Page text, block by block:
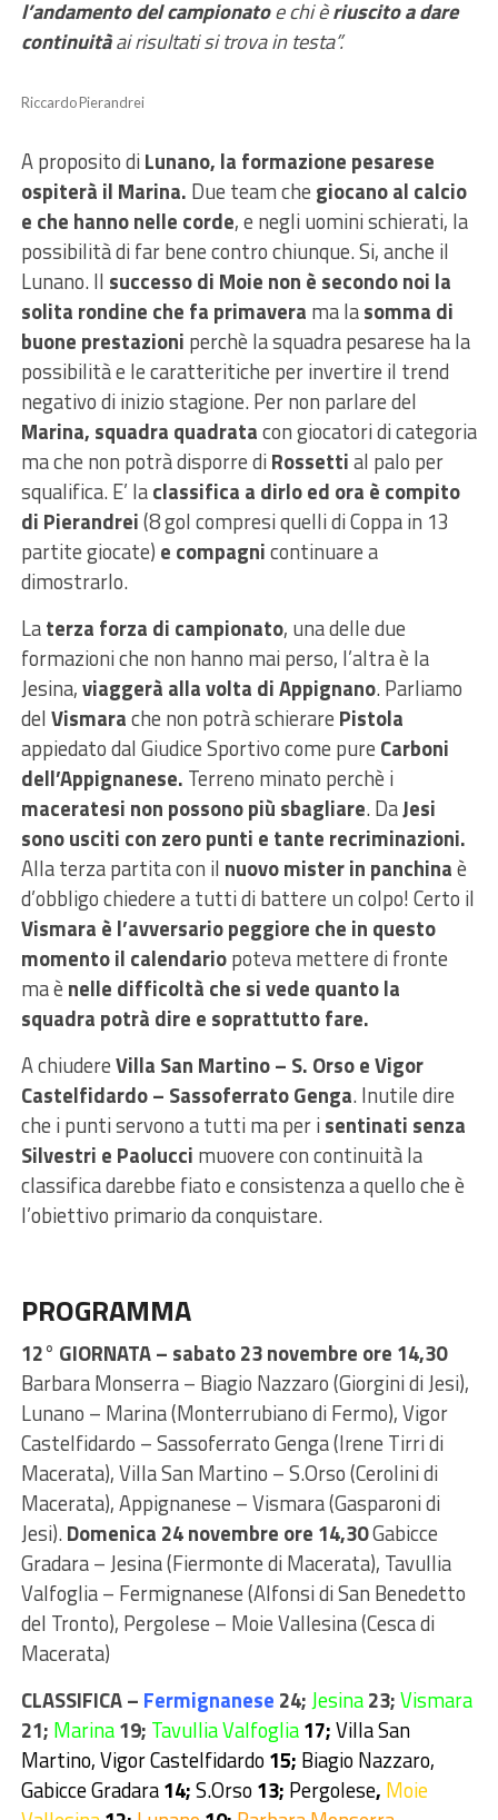
l’andamento del campionatoe chi èriuscito a dare
continuitàai risultati si trova in testa”.
Riccardo Pierandrei
A proposito diLunano, la formazione pesarese
ospiterà il Marina. Due team che giocano al calcio
e che hanno nelle corde, e negli uomini schierati, la
possibilità di far bene contro chiunque. Si, anche il
Lunano. Il successo di Moie non è secondo noi la
solita rondine che fa primavera ma lasomma di
buone prestazioni perchè la squadra pesarese ha la
possibilità e le caratteritiche per invertire il trend
negativo di inizio stagione. Per non parlare del
Marina, squadra quadratacon giocatori di categoria
ma che non potrà disporre diRossettial palo per
squalifica. E’ laclassifica a dirlo ed ora è compito
di Pierandrei(8 gol compresi quelli di Coppa in 13
partite giocate) e compagnicontinuare a
dimostrarlo.
Laterza forza di campionato, una delle due
formazioni che non hanno mai perso, l’altra è la
Jesina,viaggerà alla volta di Appignano. Parliamo
delVismarache non potrà schierare Pistola
appiedato dal Giudice Sportivo come pure Carboni
dell’Appignanese. Terreno minato perchè i
maceratesi non possono più sbagliare. DaJesi
sono usciti con zero punti e tante recriminazioni.
Alla terza partita con il nuovo mister in panchinaè
d’obbligo chiedere a tutti di battere un colpo! Certo il
Vismara è l’avversario peggiore che in questo
momento il calendariopoteva mettere di fronte
ma è nelle difficoltà che si vede quanto la
squadra potrà dire e soprattutto fare.
A chiudereVilla San Martino – S. Orso e Vigor
Castelfidardo – Sassoferrato Genga. Inutile dire
che i punti servono a tutti ma per isentinati senza
Silvestri e Paolucci muovere con continuità la
classifica darebbe fiato e consistenza a quello che è
l’obiettivo primario da conquistare.
PROGRAMMA
12° GIORNATA – sabato 23 novembre ore 14,30
Barbara Monserra – Biagio Nazzaro (Giorgini di Jesi),
Lunano – Marina (Monterrubiano di Fermo), Vigor
Castelfidardo – Sassoferrato Genga (Irene Tirri di
Macerata), Villa San Martino – S.Orso (Cerolini di
Macerata), Appignanese – Vismara (Gasparoni di
Jesi).Domenica 24 novembre ore 14,30Gabicce
Gradara – Jesina (Fiermonte di Macerata), Tavullia
Valfoglia – Fermignanese (Alfonsi di San Benedetto
del Tronto), Pergolese – Moie Vallesina (Cesca di
Macerata)
CLASSIFICA – Fermignanese 24;Jesina23;Vismara
21; Marina19; Tavullia Valfoglia17;Villa San
Martino, Vigor Castelfidardo 15; Biagio Nazzaro,
Gabicce Gradara14;S.Orso 13; Pergolese, Moie